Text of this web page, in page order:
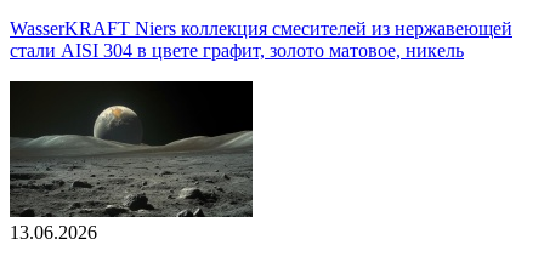
WasserKRAFT Niers коллекция смесителей из нержавеющей
стали AISI 304 в цвете графит, золото матовое, никель
13.06.2026